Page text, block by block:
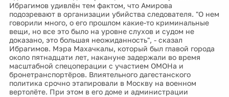
Ибрагимов удивлён тем фактом, что Амирова
подозревают в организации убийства следователя. "О нем
говорили много, о его прошлом какие-то криминальные
вещи, но все это было на уровне слухов и судом не
доказано, это большая неожиданность", - сказал
Ибрагимов. Мэра Махачкалы, который был главой города
около пятнадцати лет, накануне задержали во время
масштабной спецоперации с участием ОМОНа и
бронетранспортёров. Влиятельного дагестанского
политика срочно этапировали в Москву на военном
вертолёте. При этом в его доме и администрации